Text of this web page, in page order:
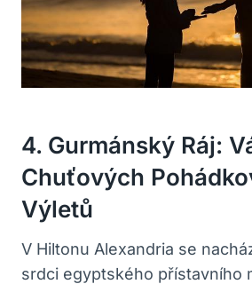
4. Gurmánský Ráj:
Chuťových
Výletů
V Hiltonu Alexandria se
srdci egyptského přístavního